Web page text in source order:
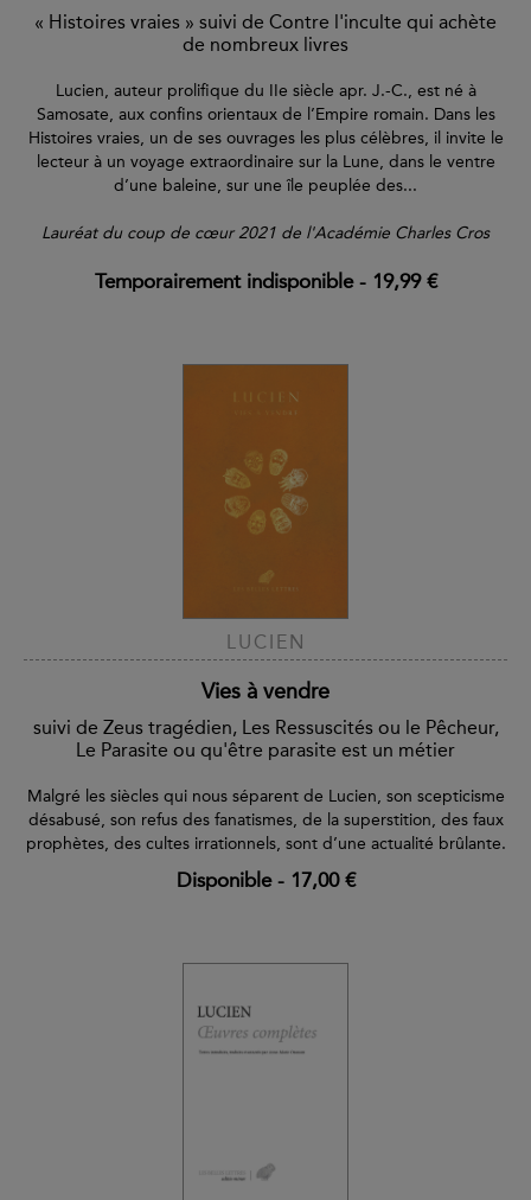
« Histoires vraies » suivi de Contre l'inculte qui achète
de nombreux livres
Lucien, auteur prolifique du IIe siècle apr. J.-C., est né à
Samosate, aux confins orientaux de l’Empire romain. Dans les
Histoires vraies, un de ses ouvrages les plus célèbres, il invite le
lecteur à un voyage extraordinaire sur la Lune, dans le ventre
d’une baleine, sur une île peuplée des...
Lauréat du coup de cœur 2021 de l'Académie Charles Cros
Temporairement indisponible- 19,99 €
LUCIEN
Vies à vendre
suivi de Zeus tragédien, Les Ressuscités ou le Pêcheur,
Le Parasite ou qu'être parasite est un métier
Malgré les siècles qui nous séparent de Lucien, son scepticisme
désabusé, son refus des fanatismes, de la superstition, des faux
prophètes, des cultes irrationnels, sont d’une actualité brûlante.
Disponible- 17,00 €